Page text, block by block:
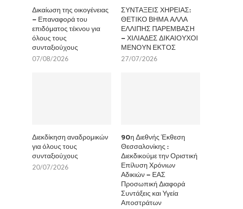
Δικαίωση της οικογένειας
– Επαναφορά του
επιδόματος τέκνου για
όλους τους
συνταξιούχους
07/08/2026
ΣΥΝΤΑΞΕΙΣ ΧΗΡΕΙΑΣ:
ΘΕΤΙΚΟ ΒΗΜΑ ΑΛΛΑ
ΕΛΛΙΠΗΣ ΠΑΡΕΜΒΑΣΗ
– ΧΙΛΙΑΔΕΣ ΔΙΚΑΙΟΥΧΟΙ
ΜΕΝΟΥΝ ΕΚΤΟΣ
27/07/2026
Διεκδίκηση αναδρομικών
για όλους τους
συνταξιούχους
20/07/2026
90η Διεθνής Έκθεση
Θεσσαλονίκης :
Διεκδικούμε την Οριστική
Επίλυση Χρόνιων
Αδικιών – ΕΑΣ
Προσωπική Διαφορά
Συντάξεις και Υγεία
Αποστράτων